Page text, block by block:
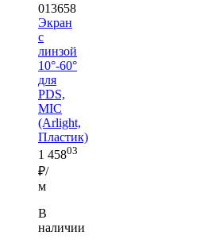
013658
Экран
с
линзой
10°-60°
для
PDS,
MIC
(Arlight,
Пластик)
1 45803
₽/
м
В
наличии